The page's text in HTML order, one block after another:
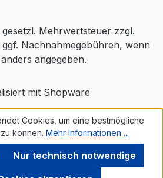
Mehrwertsteuer zzgl.
Nachnahmegebühren, wenn
angegeben.
mit Shopware
Cookies, um eine bestmögliche
können. Mehr Informationen ...
Nur technisch notwendige